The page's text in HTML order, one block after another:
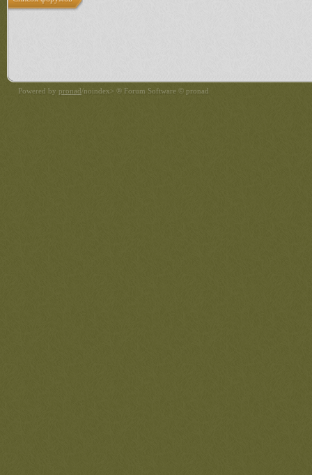
Powered by pronad/noindex> ® Forum Software © pronad